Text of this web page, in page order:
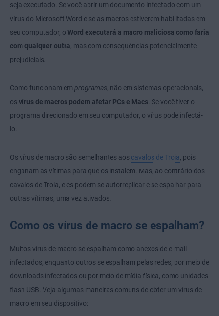
seja executado. Se você abrir um documento infectado com um
vírus do Microsoft Word e se as macros estiverem habilitadas em
seu computador, o Word executará a macro maliciosa como faria
com qualquer outra, mas com consequências potencialmente
prejudiciais.
Como funcionam em programas, não em sistemas operacionais,
os vírus de macros podem afetar PCs e Macs. Se você tiver o
programa direcionado em seu computador, o vírus pode infectá-
lo.
Os vírus de macro são semelhantes aos cavalos de Troia, pois
enganam as vítimas para que os instalem. Mas, ao contrário dos
cavalos de Troia, eles podem se autorreplicar e se espalhar para
outras vítimas, uma vez ativados.
Como os vírus de macro se espalham?
Muitos vírus de macro se espalham como anexos de e-mail
infectados, enquanto outros se espalham pelas redes, por meio de
downloads infectados ou por meio de mídia física, como unidades
flash USB. Veja algumas maneiras comuns de obter um vírus de
macro em seu dispositivo: